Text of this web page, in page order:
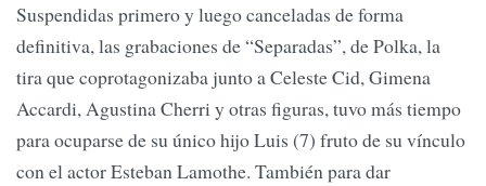
Suspendidas primero y luego canceladas de forma
definitiva, las grabaciones de “Separadas”, de Polka, la
tira que coprotagonizaba junto a Celeste Cid, Gimena
Accardi, Agustina Cherri y otras figuras, tuvo más tiempo
para ocuparse de su único hijo Luis (7) fruto de su vínculo
con el actor Esteban Lamothe. También para dar